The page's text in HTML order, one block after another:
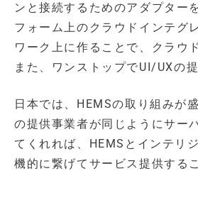
ンと接続するためのアダプター
フォーム上のクラウドインテグ
ワーク上に作ることで、クラウ
また、ワンストップでUI/UXの
日本では、HEMSの取り組みが
の提供事業者が同じようにサー
てくれれば、HEMSとインテリ
機的に繋げてサービス提供する